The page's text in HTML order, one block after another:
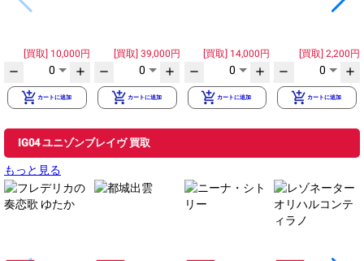
10,000円
remove 0 add
add_shopping_cart カートに追加
39,000円
remove 0 add
add_shopping_cart カートに追加
14,000円
remove 0 add
add_shopping_cartカートに追加
2,200円
remove 0 add
add_shopping_cartカートに追加
IG04 ユニゾンブレイヴ 買取
もっと見る